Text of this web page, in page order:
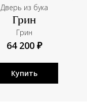
Дверь из бука
Грин
Грин
64 200 ₽
Купить